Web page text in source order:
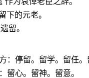
下的元老。
留。
：停留。留学。留任。
留心。留神。留意。